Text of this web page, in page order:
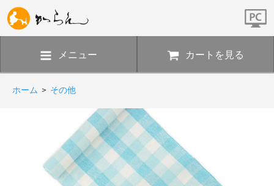
メニュー カートを見る
ホーム > その他